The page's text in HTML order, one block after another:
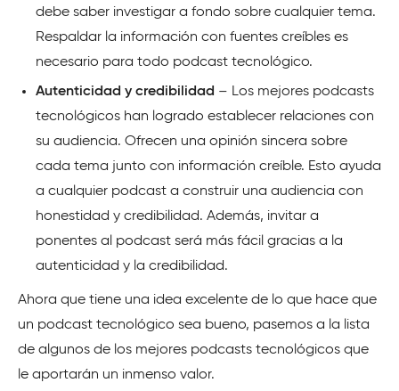
debe saber investigar a fondo sobre cualquier tema.
Respaldar la información con fuentes creíbles es
necesario para todo podcast tecnológico.
Autenticidad y credibilidad – Los mejores podcasts
tecnológicos han logrado establecer relaciones con
su audiencia. Ofrecen una opinión sincera sobre
cada tema junto con información creíble. Esto ayuda
a cualquier podcast a construir una audiencia con
honestidad y credibilidad. Además, invitar a
ponentes al podcast será más fácil gracias a la
autenticidad y la credibilidad.
Ahora que tiene una idea excelente de lo que hace que
un podcast tecnológico sea bueno, pasemos a la lista
de algunos de los mejores podcasts tecnológicos que
le aportarán un inmenso valor.